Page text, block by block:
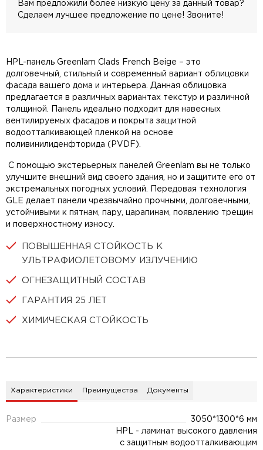
Вам предложили более низкую цену за данный товар?
Сделаем лучшее предложение по цене! Звоните!
HPL-панель Greenlam Clads French Beige – это
долговечный, стильный и современный вариант облицовки
фасада вашего дома и интерьера. Данная облицовка
предлагается в различных вариантах текстур и различной
толщиной. Панель идеально подходит для навесных
вентилируемых фасадов и покрыта защитной
водоотталкивающей пленкой на основе
поливинилиденфторида (PVDF).
С помощью экстерьерных панелей Greenlam вы не только
улучшите внешний вид своего здания, но и защитите его от
экстремальных погодных условий. Передовая технология
GLE делает панели чрезвычайно прочными, долговечными,
устойчивыми к пятнам, пару, царапинам, появлению трещин
и поверхностному износу.
ПОВЫШЕННАЯ СТОЙКОСТЬ К
УЛЬТРАФИОЛЕТОВОМУ ИЗЛУЧЕНИЮ
ОГНЕЗАЩИТНЫЙ СОСТАВ
ГАРАНТИЯ 25 ЛЕТ
ХИМИЧЕСКАЯ СТОЙКОСТЬ
Характеристики Преимущества Документы
Размер
3050*1300*6 мм
HPL - ламинат высокого давления
с защитным водоотталкивающим